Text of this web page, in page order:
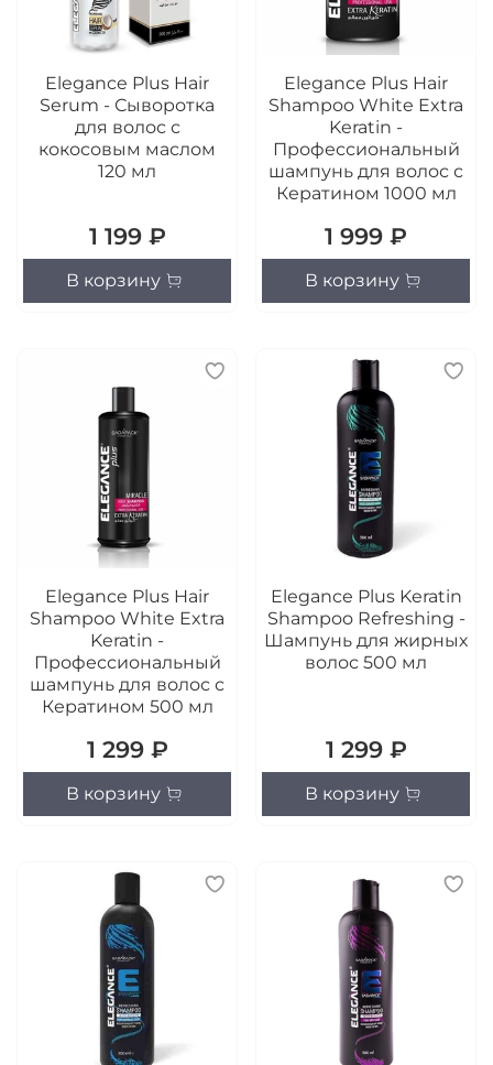
Elegance Plus Hair
Serum - Сыворотка
для волос с
кокосовым маслом
120 мл
1 199 ₽
В корзину
Elegance Plus Hair
Shampoo White Extra
Keratin -
Профессиональный
шампунь для волос с
Кератином 1000 мл
1 999 ₽
В корзину
Elegance Plus Hair
Shampoo White Extra
Keratin -
Профессиональный
шампунь для волос с
Кератином 500 мл
1 299 ₽
В корзину
Elegance Plus Keratin
Shampoo Refreshing -
Шампунь для жирных
волос 500 мл
1 299 ₽
В корзину